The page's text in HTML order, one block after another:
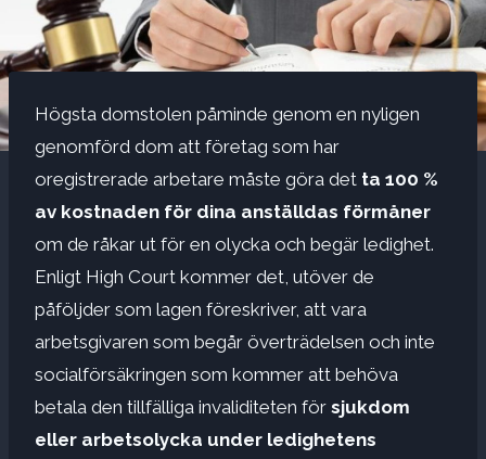
Högsta domstolen påminde genom en nyligen
genomförd dom att företag som har
oregistrerade arbetare måste göra det ta 100 %
av kostnaden för dina anställdas förmåner
om de råkar ut för en olycka och begär ledighet.
Enligt High Court kommer det, utöver de
påföljder som lagen föreskriver, att vara
arbetsgivaren som begår överträdelsen och inte
socialförsäkringen som kommer att behöva
betala den tillfälliga invaliditeten för sjukdom
eller arbetsolycka under ledighetens